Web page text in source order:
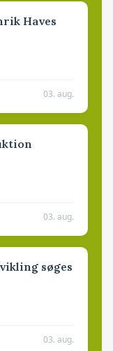
Haves
03. aug.
03. aug.
søges
03. aug.